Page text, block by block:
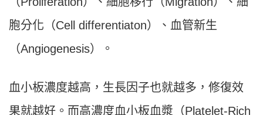
胞分化（Cell differentiaton）、血管新生
（Angiogenesis）。
血小板濃度越高，生長因子也就越多，修復效
果就越好。而高濃度血小板血漿（Platelet-Rich